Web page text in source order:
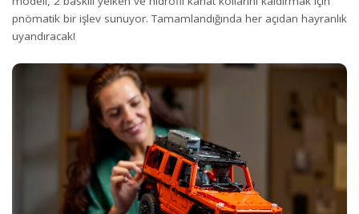
pnömatik bir işlev sunuyor. Tamamlandığında her açıdan hayranlık
uyandıracak!